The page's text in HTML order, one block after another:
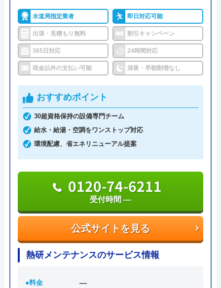
ハウスラボホームがおすすめの理由
ハウスラボホームは全国各地に拠点を構えている水
道修理業者です。トイレ、キッチン、浴室などの水
まわりトラブル全般に対応しており、作業料金が
6,600円からとお手頃価格で提供をしています。
万が一、水まわりに問題が発生した場合は、最短20
分でお客様の元にスタッフが駆けつけます。出張見
積もりキャンセルは0円、深夜早朝でも割増料金は
一切ありません。業務や知識の習得のために厳しい
自社研修を実施しているため、技術には問題ないよ
うです。
トラブルの原因や作業例などが分かりやすく記載さ
れており、依頼の際も安心できますね。候補のひと
つにしてみてください。
ちなみに、電話で連絡した際に「サイトを見た」と
りますので、相談する際は必ず電話で相談し、その
水道局指定業者 即日対応可能
出張・見積もり無料 割引キャンペーン
365日対応 24時間対応
現金以外の支払い可能 深夜・早朝割増なし
おすすめポイント
30超資格保持の設備専門チーム
給水・給湯・空調をワンストップ対応
環境配慮、省エネリニューアル提案
公式サイトを見る
0120-74-6211
受付時間 ―
熱研メンテナンスのサービス情報
●料金 ―